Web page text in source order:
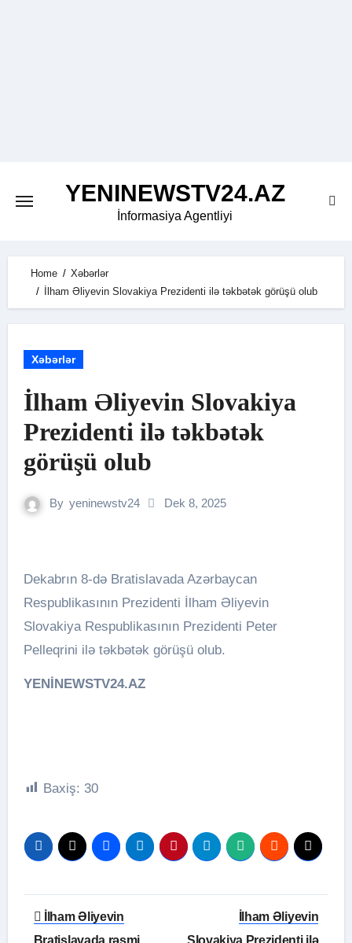
YENINEWSTV24.AZ
İnformasiya Agentliyi
Home
Xəbərlər
İlham Əliyevin Slovakiya Prezidenti ilə təkbətək görüşü olub
Xəbərlər
İlham Əliyevin Slovakiya
Prezidenti ilə təkbətək
görüşü olub
By yeninewstv24 Dek 8, 2025
Dekabrın 8-də Bratislavada Azərbaycan
Respublikasının Prezidenti İlham Əliyevin
Slovakiya Respublikasının Prezidenti Peter
Pelleqrini ilə təkbətək görüşü olub.
YENİNEWSTV24.AZ
Baxiş: 30
Yazı
İlham Əliyevin
Bratislavada rəsmi
İlham Əliyevin
Slovakiya Prezidenti ilə